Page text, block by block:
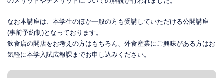
なお本講座は、本学生のほか一般の方も受講していただける公開講座
(事前予約制)となっております。
飲食店の開店をお考えの方はもちろん、外食産業にご興味がある方はお
気軽に本学入試広報課までお申し込みください。